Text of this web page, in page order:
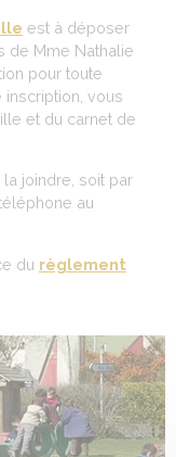
est à déposer
de Mme Nathalie
pour toute
vous
et du carnet de
joindre, soit par
au
du règlement